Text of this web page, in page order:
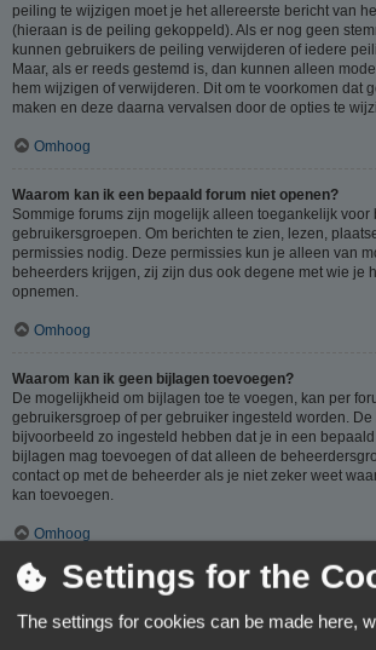
peiling te wijzigen moet je het allereerste bericht van
(hieraan is de peiling gekoppeld). Als er nog geen
kunnen gebruikers de peiling verwijderen of iedere
Maar, als er reeds gestemd is, dan kunnen alleen
hem wijzigen of verwijderen. Dit om te voorkomen dat
maken en deze daarna vervalsen door de opties te
Omhoog
Waarom kan ik een bepaald forum niet openen?
Sommige forums zijn mogelijk alleen toegankelijk
gebruikersgroepen. Om berichten te zien, lezen,
permissies nodig. Deze permissies kun je alleen van
beheerders krijgen, zij zijn dus ook degene met wie je
opnemen.
Omhoog
Waarom kan ik geen bijlagen toevoegen?
De mogelijkheid om bijlagen toe te voegen, kan per
gebruikersgroep of per gebruiker ingesteld worden.
bijvoorbeeld zo ingesteld hebben dat je in een
bijlagen mag toevoegen of dat alleen de
contact op met de beheerder als je niet zeker weet
kan toevoegen.
Omhoog
Waarom ontving ik een waarschuwing?
Op ieder forum gelden specifieke regels, als je één van
de beheerder) overtreedt, kun je een waarschuwing
Settings for the
The settings for cookies can be made here,